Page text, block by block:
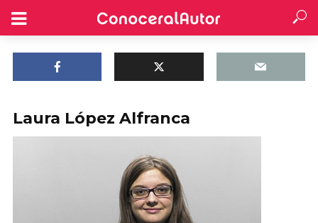
Laura López Alfranca